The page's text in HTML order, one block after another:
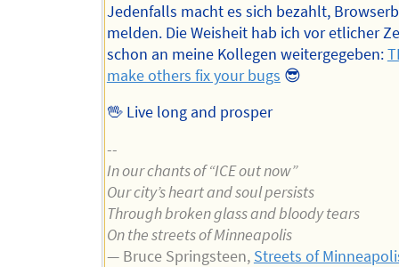
Jedenfalls macht es sich bezahlt,
melden. Die Weisheit hab ich vor etlicher
schon an meine Kollegen weitergegeben:
make others fix your bugs 😎
🖖 Live long and prosper
--
In our chants of “ICE out now”
Our city’s heart and soul persists
Through broken glass and bloody tears
On the streets of Minneapolis
— Bruce Springsteen, Streets of